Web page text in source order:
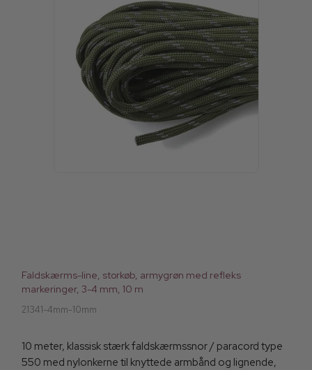
Faldskærms-line, storkøb, armygrøn med refleks
markeringer, 3-4 mm, 10 m
21341-4mm-10mm
10 meter, klassisk stærk faldskærmssnor / paracord type
550 med nylonkerne til knyttede armbånd og lignende,